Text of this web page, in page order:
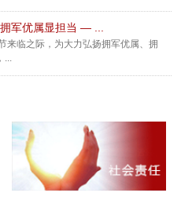
军优属显担当 — ...
来临之际，为大力弘扬拥军优属、拥